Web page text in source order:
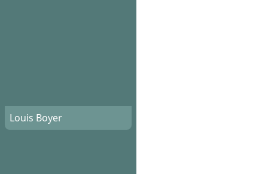
Louis Boyer